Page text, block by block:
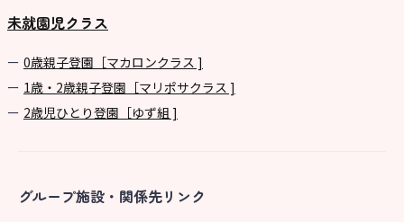
未就園児クラス
0歳親子登園［マカロンクラス ]
1歳・2歳親子登園［マリポサクラス ]
2歳児ひとり登園［ゆず組 ]
グループ施設・関係先リンク